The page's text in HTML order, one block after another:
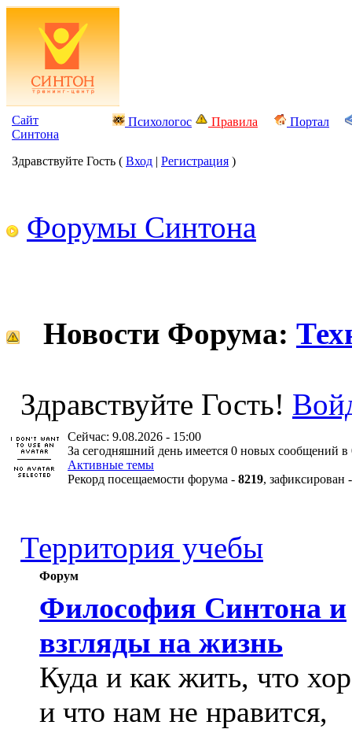
Сайт
Синтона
Психологос Правила Портал
Здравствуйте Гость ( Вход | Регистрация )
Форумы Синтона
Новости Форума:
Здравствуйте Гость!
Сейчас: 9.08.2026 - 15:00
За сегодняшний день имеется 0 новых сообщений в
Активные темы
Рекорд посещаемости форума - 8219, зафиксирован
Территория учебы
Форум
Философия Синтона и
взгляды на жизнь
Куда и как жить, что
и что нам не нравится,